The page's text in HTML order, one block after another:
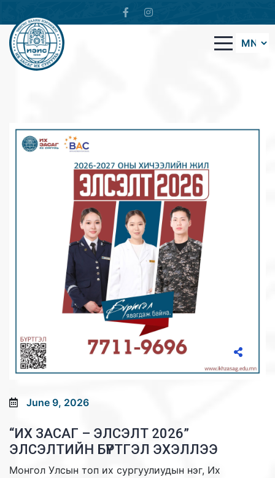
June 9, 2026
“ИХ ЗАСАГ – ЭЛСЭЛТ 2026”
ЭЛСЭЛТИЙН БҮРТГЭЛ ЭХЭЛЛЭЭ
Монгол Улсын топ их сургуулиудын нэг, Их